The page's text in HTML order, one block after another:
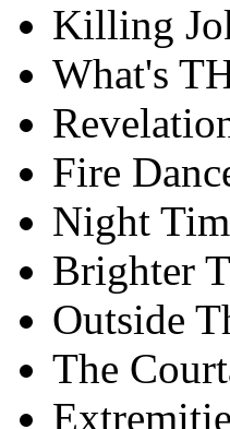
Killing
What's
Fire
Night
Brighter
Outside
The